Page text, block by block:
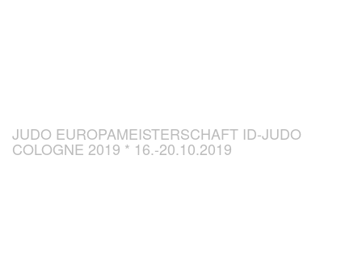
JUDO EUROPAMEISTERSCHAFT ID-JUDO
COLOGNE 2019 * 16.-20.10.2019